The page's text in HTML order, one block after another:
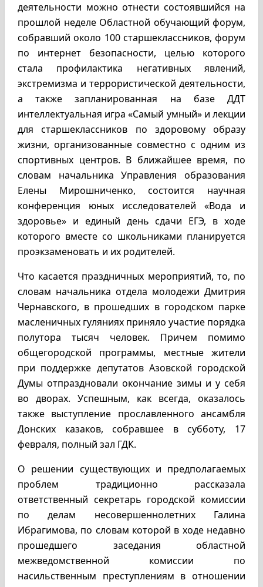
деятельности можно отнести состоявшийся на
прошлой неделе Областной обучающий форум,
собравший около 100 старшеклассников, форум
по интернет безопасности, целью которого
стала профилактика негативных явлений,
экстремизма и террористической деятельности,
а также запланированная на базе ДДТ
интеллектуальная игра «Самый умный» и лекции
для старшеклассников по здоровому образу
жизни, организованные совместно с одним из
спортивных центров. В ближайшее время, по
словам начальника Управления образования
Елены Мирошниченко, состоится научная
конференция юных исследователей «Вода и
здоровье» и единый день сдачи ЕГЭ, в ходе
которого вместе со школьниками планируется
проэкзаменовать и их родителей.
Что касается праздничных мероприятий, то, по
словам начальника отдела молодежи Дмитрия
Чернавского, в прошедших в городском парке
масленичных гуляниях приняло участие порядка
полутора тысяч человек. Причем помимо
общегородской программы, местные жители
при поддержке депутатов Азовской городской
Думы отпраздновали окончание зимы и у себя
во дворах. Успешным, как всегда, оказалось
также выступление прославленного ансамбля
Донских казаков, собравшее в субботу, 17
февраля, полный зал ГДК.
О решении существующих и предполагаемых
проблем традиционно рассказала
ответственный секретарь городской комиссии
по делам несовершеннолетних Галина
Ибрагимова, по словам которой в ходе недавно
прошедшего заседания областной
межведомственной комиссии по
насильственным преступлениям в отношении